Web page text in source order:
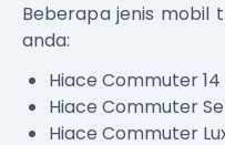
Beberapa jenis mobil
anda:
Hiace Commuter 14
Hiace Commuter
Hiace Commuter